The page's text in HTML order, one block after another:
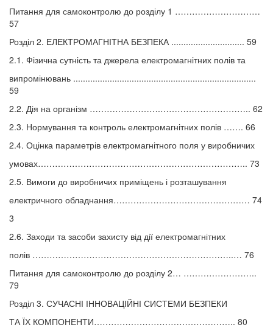
Питання для самоконтролю до розділу 1 …………………………
57
Розділ 2. ЕЛЕКТРОМАГНІТНА БЕЗПЕКА .............................. 59
2.1. Фізична сутність та джерела електромагнітних полів та
випромінювань ...........................................................................
59
2.2. Дія на організм …………………….………………………….. 62
2.3. Нормування та контроль електромагнітних полів ……. 66
2.4. Оцінка параметрів електромагнітного поля у виробничих
умовах……………………………………………………………….. 73
2.5. Вимоги до виробничих приміщень і розташування
електричного обладнання………………………………………… 74
3
2.6. Заходи та засоби захисту від дії електромагнітних
полів ……………………………………………………………..… 76
Питання для самоконтролю до розділу 2… ……………………..
79
Розділ 3. СУЧАСНІ ІННОВАЦІЙНІ СИСТЕМИ БЕЗПЕКИ
ТА ЇХ КОМПОНЕНТИ………………………………………….. 80